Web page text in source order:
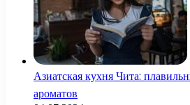
Азиатская кухня Чита:
ароматов